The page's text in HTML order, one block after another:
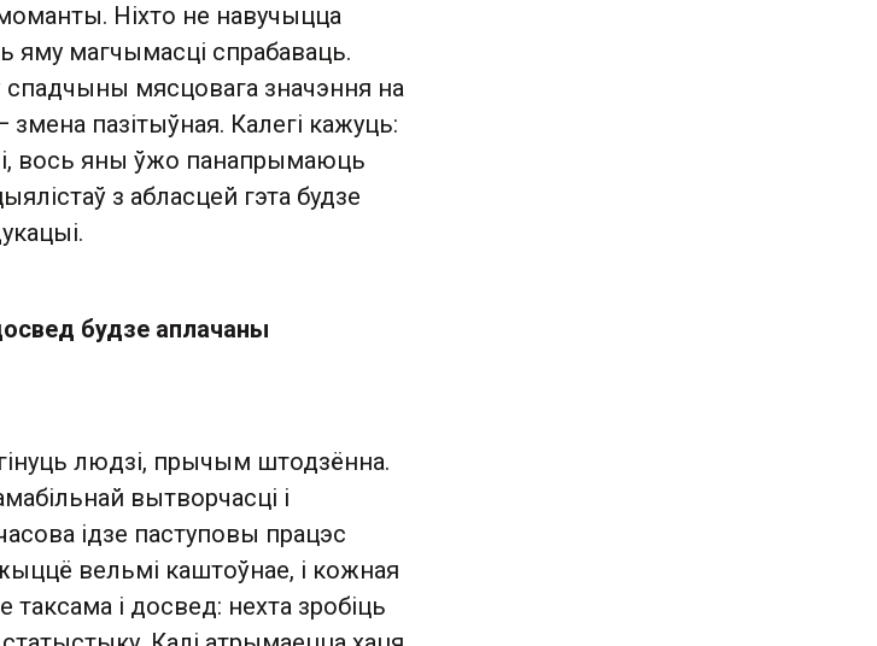
Ніхто не навучыцца
яму магчымасці спрабаваць.
спадчыны мясцовага значэння на
пазітыўная. Калегі кажуць:
вось яны ўжо панапрымаюць
з абласцей гэта будзе
будзе аплачаны
людзі, прычым штодзённа.
вытворчасці і
ідзе паступовы працэс
вельмі каштоўнае, і кожная
і досвед: нехта зробіць